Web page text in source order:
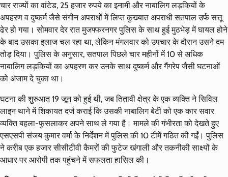
चार राज्यों का वांटेड, 25 हजार रुपये का इनामी और नाबालिग लड़कियों के
अपहरण व दुष्कर्म जैसे संगीन अपराधों में लिप्त कुख्यात अपराधी सतपाल उर्फ सत्तू
ढेर हो गया। सोमवार देर रात मुजफ्फरनगर पुलिस के साथ हुई मुठभेड़ में घायल होने
के बाद उसका इलाज चल रहा था, लेकिन मंगलवार को उपचार के दौरान उसने दम
तोड़ दिया। पुलिस के अनुसार, सतपाल पिछले चार महीनों में 10 से अधिक
नाबालिग लड़कियों का अपहरण कर उनके साथ दुष्कर्म और गैंगरेप जैसी घटनाओं
को अंजाम दे चुका था।
घटना की शुरुआत 19 जून को हुई थी, जब तितावी क्षेत्र के एक व्यक्ति ने सिविल
लाइन थाने में शिकायत दर्ज कराई कि उसकी नाबालिग बेटी को एक कार सवार
व्यक्ति बहला-फुसलाकर अपने साथ ले गया है। मामले की गंभीरता को देखते हुए
एसएसपी संजय कुमार वर्मा के निर्देशन में पुलिस की 10 टीमें गठित की गईं। पुलिस
ने करीब एक हजार सीसीटीवी कैमरों की फुटेज खंगाली और तकनीकी साक्ष्यों के
आधार पर आरोपी तक पहुंचने में सफलता हासिल की।